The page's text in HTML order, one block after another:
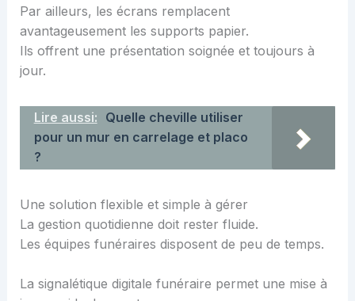
Par ailleurs, les écrans remplacent
avantageusement les supports papier.
Ils offrent une présentation soignée et toujours à
jour.
Lire aussi: Quelle cheville utiliser
pour un mur en carrelage et placo
?
Une solution flexible et simple à gérer
La gestion quotidienne doit rester fluide.
Les équipes funéraires disposent de peu de temps.
La signalétique digitale funéraire permet une mise à